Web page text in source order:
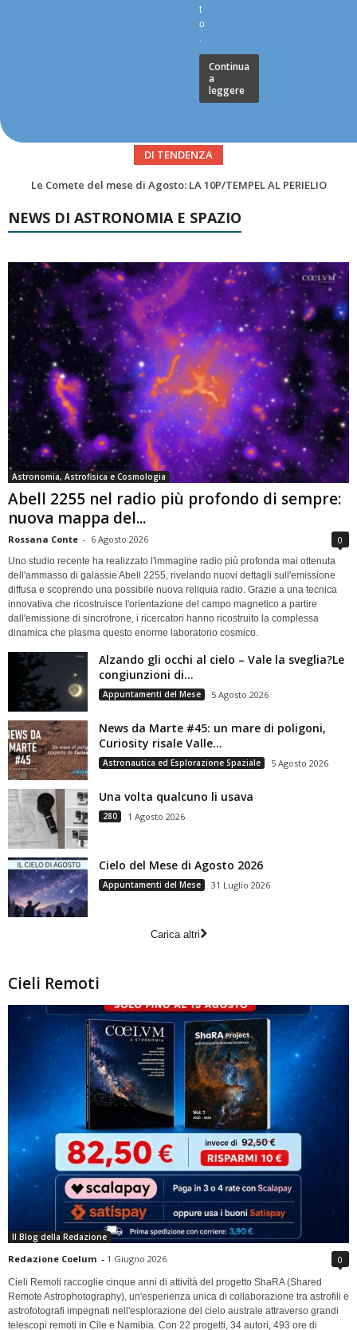
t
o
.
Continua
a
leggere
DI TENDENZA
Asteroidi del mese Agosto 2026
NEWS DI ASTRONOMIA E SPAZIO
Astronomia, Astrofisica e Cosmologia
Abell 2255 nel radio più profondo di sempre:
nuova mappa del...
Rossana Conte - 6 Agosto 2026 0
Uno studio recente ha realizzato l'immagine radio più profonda mai ottenuta
dell'ammasso di galassie Abell 2255, rivelando nuovi dettagli sull'emissione
diffusa e scoprendo una possibile nuova reliquia radio. Grazie a una tecnica
innovativa che ricostruisce l'orientazione del campo magnetico a partire
dall'emissione di sincrotrone, i ricercatori hanno ricostruito la complessa
dinamica che plasma questo enorme laboratorio cosmico.
Alzando gli occhi al cielo – Vale la sveglia?Le
congiunzioni di...
Appuntamenti del Mese 5 Agosto 2026
News da Marte #45: un mare di poligoni,
Curiosity risale Valle...
Astronautica ed Esplorazione Spaziale 5 Agosto 2026
Una volta qualcuno li usava
280 1 Agosto 2026
Cielo del Mese di Agosto 2026
Appuntamenti del Mese 31 Luglio 2026
Carica altri
Cieli Remoti
Il Blog della Redazione
Redazione Coelum - 1 Giugno 2026 0
Cieli Remoti raccoglie cinque anni di attività del progetto ShaRA (Shared
Remote Astrophotography), un'esperienza unica di collaborazione tra astrofili e
astrofotografi impegnati nell'esplorazione del cielo australe attraverso grandi
telescopi remoti in Cile e Namibia. Con 22 progetti, 34 autori, 493 ore di